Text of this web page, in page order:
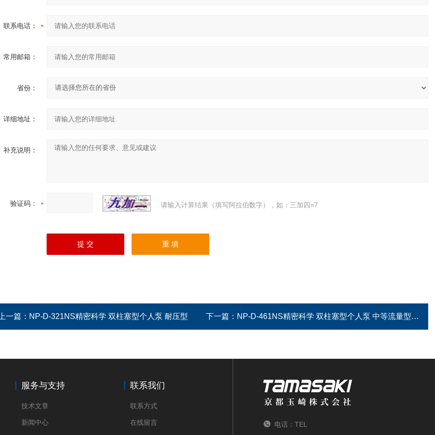
联系电话：
常用邮箱：
省份：
详细地址：
补充说明：
验证码： 请输入计算结果（填写阿拉伯数字），如：三加四=7
一篇： NP-D-321NS精密科学 双柱塞型个人泵 耐压型 下一篇： NP-D-461NS精密科学 双柱塞型个人泵 中等流量型
服务与支持
技术文章
新闻中心
联系我们
联系方式
在线留言 电话：TEL